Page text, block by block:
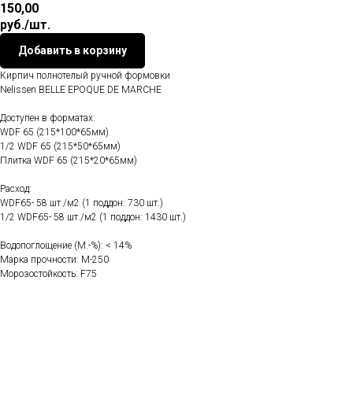
150,00
руб./шт.
Добавить в корзину
Кирпич полнотелый ручной формовки
Nelissen BELLE EPOQUE DE MARCHE
Доступен в форматах:
WDF 65 (215*100*65мм)
1/2 WDF 65 (215*50*65мм)
Плитка WDF 65 (215*20*65мм)
Расход:
WDF65- 58 шт./м2 (1 поддон: 730 шт.)
1/2 WDF65- 58 шт./м2 (1 поддон: 1430 шт.)
Водопоглощение (M.-%): < 14%
Марка прочности: М-250
Морозостойкость: F75